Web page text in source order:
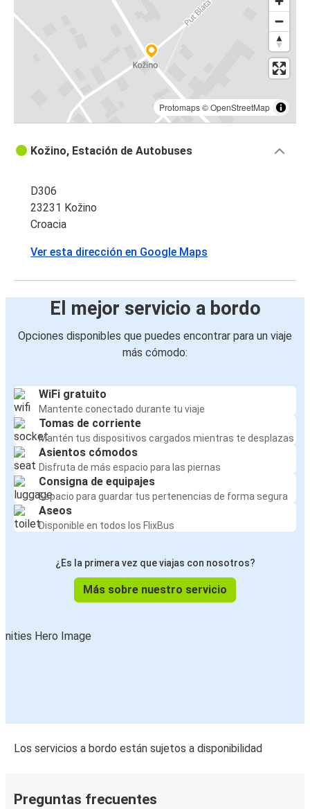
Protomaps©OpenStreetMap
Kožino, Estación de Autobuses
D306
23231 Kožino
Croacia
Ver esta dirección en Google Maps
El mejor servicio a bordo
Opciones disponibles que puedes encontrar para un viaje
más cómodo:
WiFi gratuito
Mantente conectado durante tu viaje
Tomas de corriente
Mantén tus dispositivos cargados mientras te desplazas
Asientos cómodos
Disfruta de más espacio para las piernas
Consigna de equipajes
Espacio para guardar tus pertenencias de forma segura
Aseos
Disponible en todos los FlixBus
¿Es la primera vez que viajas con nosotros?
Más sobre nuestro servicio
Los servicios a bordo están sujetos a disponibilidad
Preguntas frecuentes